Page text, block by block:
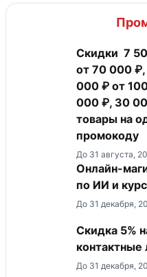
Скидки 7
от 70 000
000 ₽ от
000 ₽, 30
товары на
промокоду
До 31 августа,
Онлайн-
по ИИ и
До 31 декабря,
Скидка 5%
контактные
До 31 декабря,